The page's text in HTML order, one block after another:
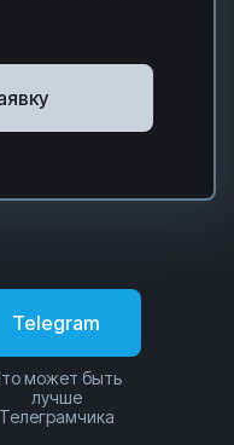
Telegram
может быть
лучше
Телеграмчика